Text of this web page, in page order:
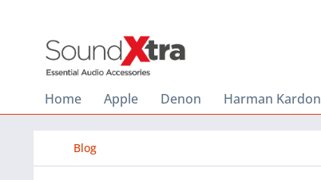
Home Apple Denon Harman Kardon
Blog